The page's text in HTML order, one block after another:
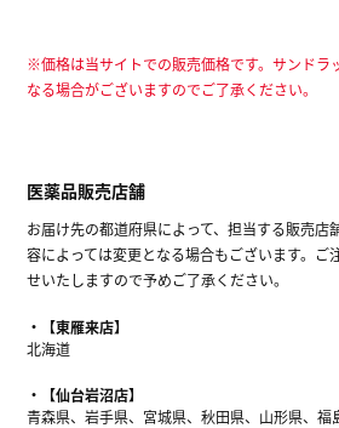
※価格は当サイトでの販売価格です。サンドラ
なる場合がございますのでご了承ください。
医薬品販売店舗
お届け先の都道府県によって、担当する販売店
容によっては変更となる場合もございます。ご
せいたしますので予めご了承ください。
【東雁来店】
北海道
【仙台岩沼店】
青森県、岩手県、宮城県、秋田県、山形県、福